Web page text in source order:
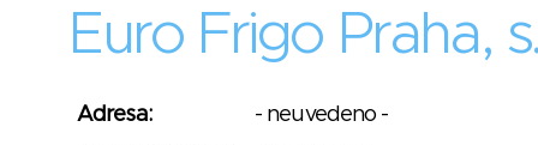
Euro Frigo Praha,
Adresa:
- neuvedeno -